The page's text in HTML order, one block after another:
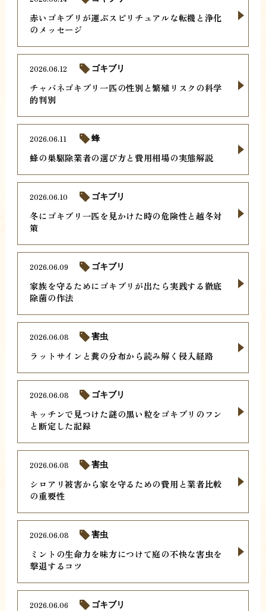
赤いゴキブリが運ぶスピリチュアルな転機と浄化
のメッセージ
チャバネゴキブリ一匹の性別と繁殖リスクの科学
的判別
2026.06.12 ゴキブリ
蜂の巣駆除業者の選び方と費用相場の実態解説
2026.06.11 蜂
冬にゴキブリ一匹を見かけた時の危険性と越冬対
策
2026.06.10 ゴキブリ
家族を守るためにゴキブリが出たら実践する徹底
除菌の作法
2026.06.09 ゴキブリ
ラットサインと糞の分布から読み解く侵入経路
2026.06.08 害虫
キッチンで見つけた謎の黒い粒をゴキブリのフン
と断定した記録
2026.06.08 ゴキブリ
シロアリ被害から家を守るための費用と業者比較
の重要性
2026.06.08 害虫
ミントの生命力を味方につけて庭の不快な害虫を
撃退するコツ
2026.06.08 害虫
2026.06.06 ゴキブリ